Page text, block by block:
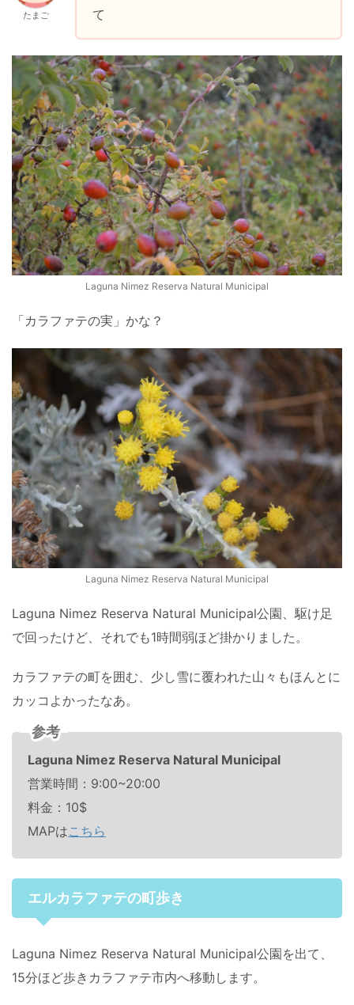
たまご
て
Laguna Nimez Reserva Natural Municipal
「カラファテの実」かな？
Laguna Nimez Reserva Natural Municipal
Laguna Nimez Reserva Natural Municipal公園、駆け足
で回ったけど、それでも1時間弱ほど掛かりました。
カラファテの町を囲む、少し雪に覆われた山々もほんとに
カッコよかったなあ。
参考
Laguna Nimez Reserva Natural Municipal
営業時間：9:00~20:00
料金：10$
MAPはこちら
エルカラファテの町歩き
Laguna Nimez Reserva Natural Municipal公園を出て、
15分ほど歩きカラファテ市内へ移動します。